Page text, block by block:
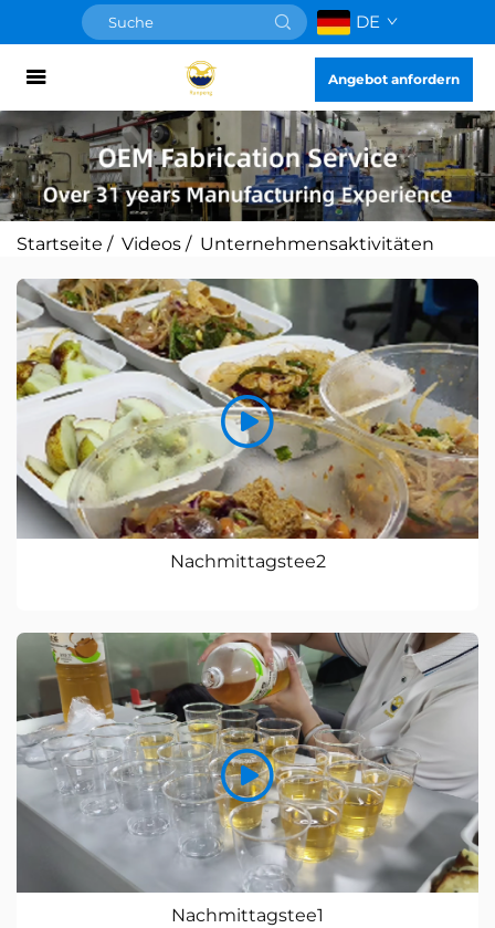
DE
Angebot anfordern
Startseite / Videos / Unternehmensaktivitäten
Nachmittagstee2
Nachmittagstee1